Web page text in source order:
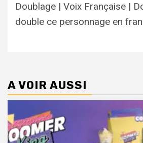
Doublage | Voix Française |
double ce personnage en
A VOIR AUSSI